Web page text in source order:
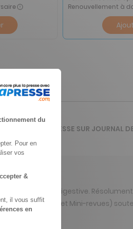
Renouvellement à
générale et digestive.
Mises au point et Mini-revues)
L'AVIS DE VIAPRESSE SUR JOURNAL